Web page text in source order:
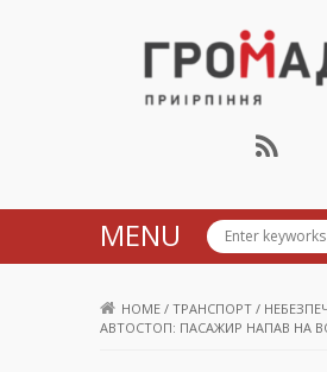
Громада
MENU
HOME / ТРАНСПОРТ /
АВТОСТОП: ПАСАЖИР НАПАВ НА